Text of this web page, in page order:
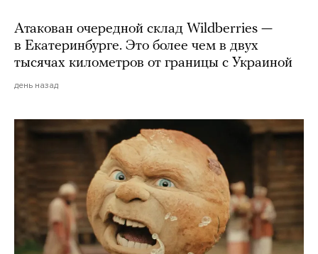
Атакован очередной склад Wildberries —
в Екатеринбурге. Это более чем в двух
тысячах километров от границы с Украиной
день назад